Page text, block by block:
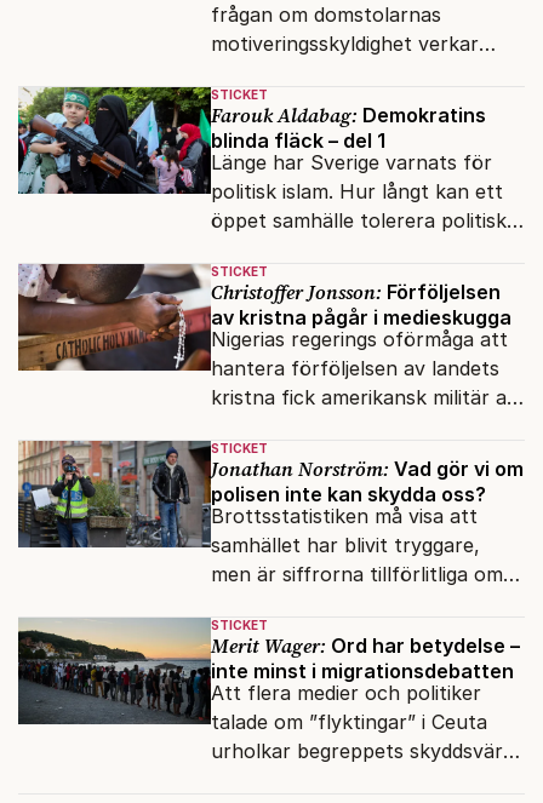
frågan om domstolarnas
motiveringsskyldighet verkar
dagordningen.
STICKET
Farouk Aldabag: Demokratins
blinda fläck – del 1
Länge har Sverige varnats för
politisk islam. Hur långt kan ett
öppet samhälle tolerera politiska
inifrån?
STICKET
Christoffer Jonsson: Förföljelsen
av kristna pågår i medieskugga
Nigerias regerings oförmåga att
hantera förföljelsen av landets
kristna fick amerikansk militär att
milisen.
STICKET
Jonathan Norström: Vad gör vi om
polisen inte kan skydda oss?
Brottsstatistiken må visa att
samhället har blivit tryggare,
men är siffrorna tillförlitliga om
anmäla brott?
STICKET
Merit Wager: Ord har betydelse –
inte minst i migrationsdebatten
Att flera medier och politiker
talade om ”flyktingar” i Ceuta
urholkar begreppets skyddsvärde